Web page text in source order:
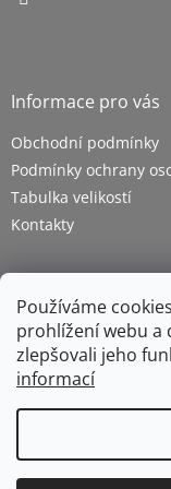
Používáme
prohlížení webu a
zlepšovali jeho
informací
Informace pro vás
Obchodní podmínky
Podmínky ochrany
Tabulka velikostí
Kontakty